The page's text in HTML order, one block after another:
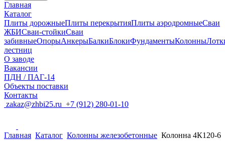
Главная
Каталог
Плиты дорожныеПлиты перекрытияПлиты аэродромныеСваи
ЖБИСваи-стойкиСваи
забивныеОпорыАнкерыБалкиБлокиФундаментыКолонны
лестниц
О заводе
Вакансии
ПДН / ПАГ-14
Объекты поставки
Контакты
zakaz@zhbi25.ru +7 (912) 280-01-10
Главная Каталог Колонны железобетонные Колонна 4К120-6